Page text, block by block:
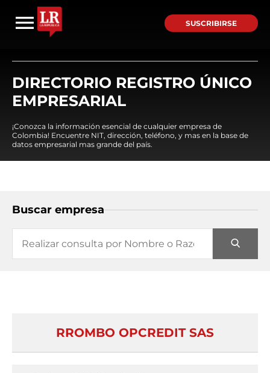
SUSCRIBIRSE
DIRECTORIO REGISTRO ÚNICO
EMPRESARIAL
¡Conozca la información esencial de cualquier empresa de
Colombia! Encuentre NIT, dirección, teléfono, y mas en la base de
datos empresarial mas grande del país.
Buscar empresa
RROMBO OPCREDIT SAS